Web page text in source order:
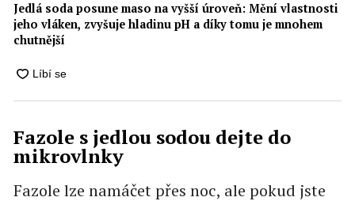
Jedlá soda posune maso na vyšší úroveň: Mění vlastnosti
jeho vláken, zvyšuje hladinu pH a díky tomu je mnohem
chutnější
Fazole s jedlou sodou dejte do
mikrovlnky
Fazole lze namáčet přes noc, ale pokud jste